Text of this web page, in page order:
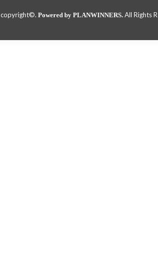
copyright©. Powered by PLANWINNERS. All Rights